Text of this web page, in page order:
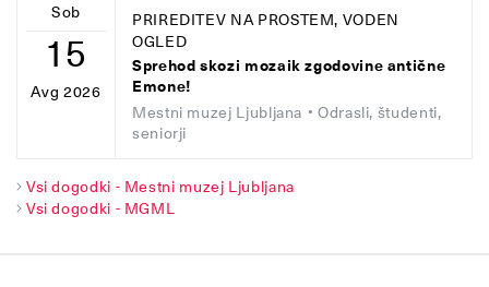
Sob
15
Avg 2026
PRIREDITEV NA PROSTEM, VODEN
OGLED
Sprehod skozi mozaik zgodovine antične
Emone!
Mestni muzej Ljubljana • Odrasli, študenti,
seniorji
Vsi dogodki - Mestni muzej Ljubljana
Vsi dogodki - MGML